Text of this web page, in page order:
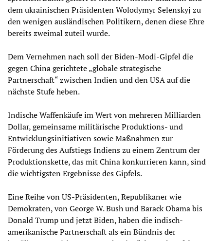
dem ukrainischen Präsidenten Wolodymyr Selenskyj zu
den wenigen ausländischen Politikern, denen diese Ehre
bereits zweimal zuteil wurde.
Dem Vernehmen nach soll der Biden-Modi-Gipfel die
gegen China gerichtete „globale strategische
Partnerschaft“ zwischen Indien und den USA auf die
nächste Stufe heben.
Indische Waffenkäufe im Wert von mehreren Milliarden
Dollar, gemeinsame militärische Produktions- und
Entwicklungsinitiativen sowie Maßnahmen zur
Förderung des Aufstiegs Indiens zu einem Zentrum der
Produktionskette, das mit China konkurrieren kann, sind
die wichtigsten Ergebnisse des Gipfels.
Eine Reihe von US-Präsidenten, Republikaner wie
Demokraten, von George W. Bush und Barack Obama bis
Donald Trump und jetzt Biden, haben die indisch-
amerikanische Partnerschaft als ein Bündnis der